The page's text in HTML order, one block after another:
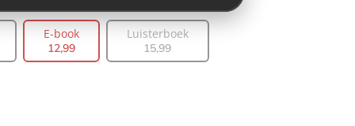
E-book
12,99
Luisterboek
15,99